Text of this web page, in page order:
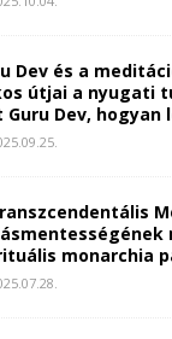
Dev és a
útjai a nyugati
Guru Dev, hogyan
monarchia